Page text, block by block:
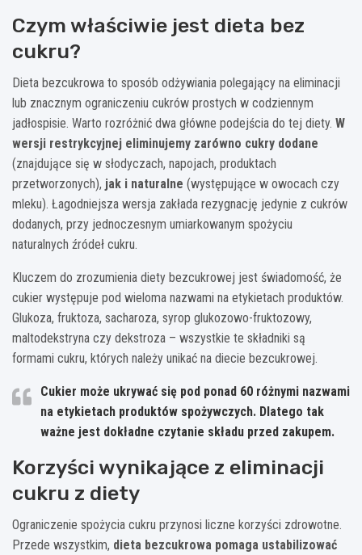
Czym właściwie jest dieta bez
cukru?
Dieta bezcukrowa to sposób odżywiania polegający na eliminacji
lub znacznym ograniczeniu cukrów prostych w codziennym
jadłospisie. Warto rozróżnić dwa główne podejścia do tej diety. W
wersji restrykcyjnej eliminujemy zarówno cukry dodane
(znajdujące się w słodyczach, napojach, produktach
przetworzonych), jak i naturalne (występujące w owocach czy
mleku). Łagodniejsza wersja zakłada rezygnację jedynie z cukrów
dodanych, przy jednoczesnym umiarkowanym spożyciu
naturalnych źródeł cukru.
Kluczem do zrozumienia diety bezcukrowej jest świadomość, że
cukier występuje pod wieloma nazwami na etykietach produktów.
Glukoza, fruktoza, sacharoza, syrop glukozowo-fruktozowy,
maltodekstryna czy dekstroza – wszystkie te składniki są
formami cukru, których należy unikać na diecie bezcukrowej.
Cukier może ukrywać się pod ponad 60 różnymi nazwami
na etykietach produktów spożywczych. Dlatego tak
ważne jest dokładne czytanie składu przed zakupem.
Korzyści wynikające z eliminacji
cukru z diety
Ograniczenie spożycia cukru przynosi liczne korzyści zdrowotne.
Przede wszystkim, dieta bezcukrowa pomaga ustabilizować